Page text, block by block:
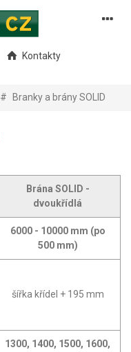
Kontakty
# Branky a brány SOLID
Brána SOLID -
dvoukřídlá
6000 - 10000 mm (po
500 mm)
šířka křídel + 195 mm
1300, 1400, 1500, 1600,